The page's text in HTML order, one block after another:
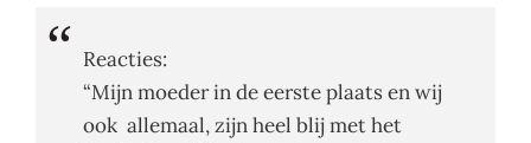
Reacties:
“Mijn moeder in de eerste plaats en wij
ook allemaal, zijn heel blij met het